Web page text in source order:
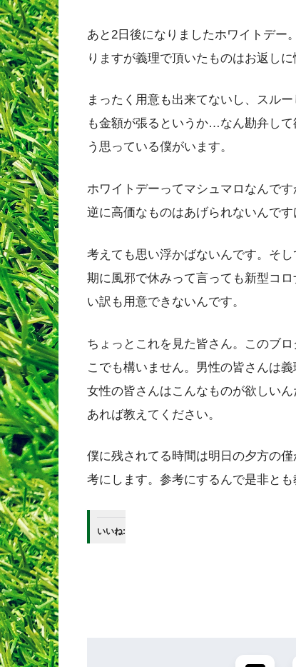
あと2日後になりましたホワイトデー
りますが義理で頂いたものはお返し
まったく用意も出来てないし、スル
も金額が張るというか…なん勘弁し
う思っている僕がいます。
ホワイトデーってマシュマロなんで
逆に高価なものはあげられないんで
考えても思い浮かばないんです。そ
期に風邪で休みって言っても新型コ
い訳も用意できないんです。
ちょっとこれを見た皆さん。このブ
こでも構いません。男性の皆さんは
女性の皆さんはこんなものが欲しい
あれば教えてください。
僕に残されてる時間は明日の夕方の
考にします。参考にするんで是非とも
いいね: